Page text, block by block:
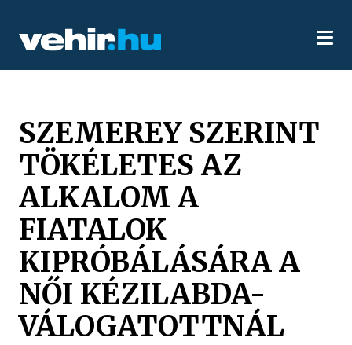
SZEMEREY SZERINT
TÖKÉLETES AZ
ALKALOM A
FIATALOK
KIPRÓBÁLÁSÁRA A
NŐI KÉZILABDA-
VÁLOGATOTTNÁL